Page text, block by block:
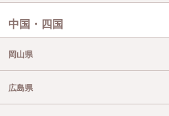
中国・四国
岡山県
広島県